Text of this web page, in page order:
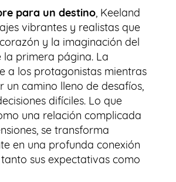
para un destino, Keeland
vibrantes y realistas que
y la imaginación del
la primera página. La
a los protagonistas mientras
un camino lleno de desafíos,
difíciles. Lo que
una relación complicada
se transforma
en una profunda conexión
sus expectativas como